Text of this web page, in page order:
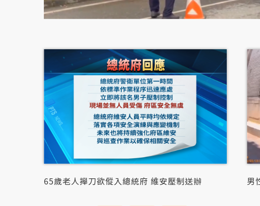
65歲老人攑刀欲傱入總統府 維安壓制送辦 男